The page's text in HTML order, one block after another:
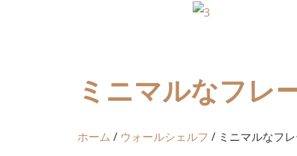
ミニマルなフレ
ホーム / ウォールシェルフ / ミニマルなフ